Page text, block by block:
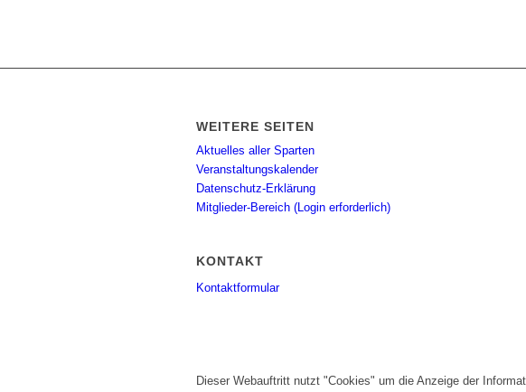
WEITERE SEITEN
Aktuelles aller Sparten
Veranstaltungskalender
Datenschutz-Erklärung
Mitglieder-Bereich (Login erforderlich)
KONTAKT
Kontaktformular
Dieser Webauftritt nutzt "Cookies" um die Anzeige der